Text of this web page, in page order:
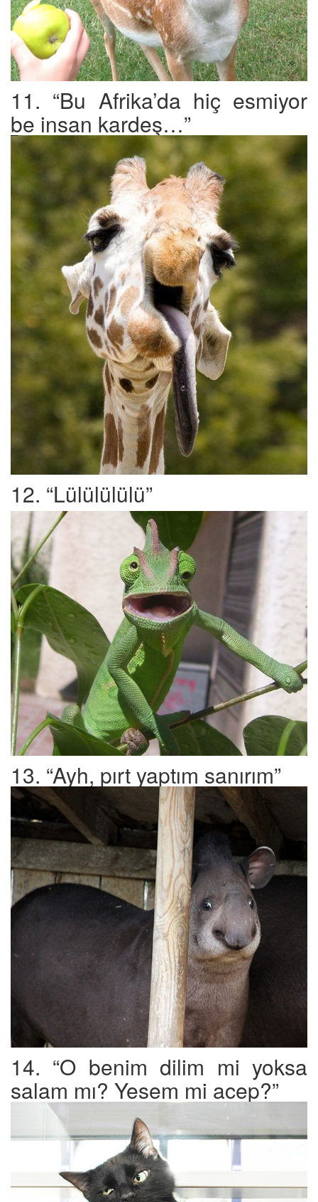
11. “Bu Afrika’da hiç esmiyor
be insan kardeş…”
12. “Lülülülülü”
13. “Ayh, pırt yaptım sanırım”
14. “O benim dilim mi yoksa
salam mı? Yesem mi acep?”